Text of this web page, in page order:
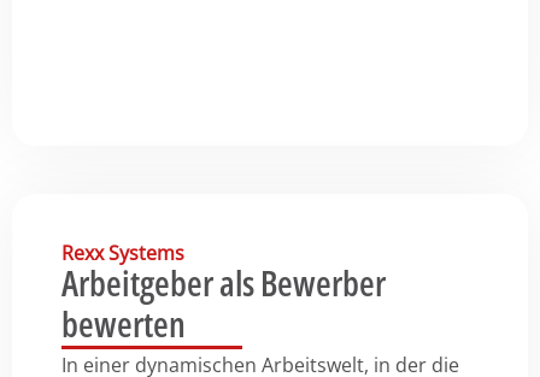
Rexx Systems
Arbeitgeber als Bewerber
bewerten
In einer dynamischen Arbeitswelt, in der die